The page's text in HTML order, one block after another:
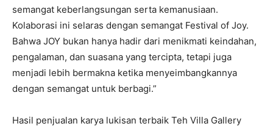
semangat keberlangsungan serta kemanusiaan.
Kolaborasi ini selaras dengan semangat Festival of Joy.
Bahwa JOY bukan hanya hadir dari menikmati keindahan,
pengalaman, dan suasana yang tercipta, tetapi juga
menjadi lebih bermakna ketika menyeimbangkannya
dengan semangat untuk berbagi.”
Hasil penjualan karya lukisan terbaik Teh Villa Gallery